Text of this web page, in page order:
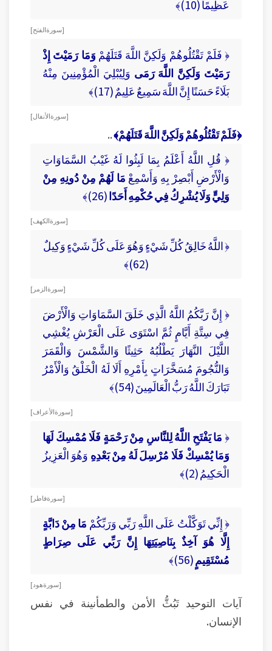
عَظِيمًا (10)﴾
[ سورة الفتح ]
﴿ فَلَمْ تَقْتُلُوهُمْ وَلَكِنَّ اللَّهَ قَتَلَهُمْ وَمَا رَمَيْتَ إِذْ
رَمَيْتَ وَلَكِنَّ اللَّهَ رَمَى وَلِيُبْلِيَ الْمُؤْمِنِينَ مِنْهُ
بَلَاءً حَسَنًا إِنَّ اللَّهَ سَمِيعٌ عَلِيمٌ (17)﴾
[ سورة الأنفال ]
﴿فَلَمْ تَقْتُلُوهُمْ وَلَكِنَّ اللَّهَ قَتَلَهُمْ﴾..
﴿ قُلِ اللَّهُ أَعْلَمُ بِمَا لَبِثُوا لَهُ غَيْبُ السَّمَاوَاتِ
وَالْأَرْضِ أَبْصِرْ بِهِ وَأَسْمِعْ مَا لَهُمْ مِنْ دُونِهِ مِنْ
وَلِيٍّ وَلَا يُشْرِكُ فِي حُكْمِهِ أَحَدًا(26)﴾
[ سورة الكهف ]
﴿ اللَّهُ خَالِقُ كُلِّ شَيْءٍ وَهُوَ عَلَى كُلِّ شَيْءٍ وَكِيلٌ
(62)﴾
[ سورة الزمر ]
﴿ إِنَّ رَبَّكُمُ اللَّهُ الَّذِي خَلَقَ السَّمَاوَاتِ وَالْأَرْضَ
فِي سِتَّةِ أَيَّامٍ ثُمَّ اسْتَوَى عَلَى الْعَرْشِ يُغْشِي
اللَّيْلَ النَّهَارَ يَطْلُبُهُ حَثِيثًا وَالشَّمْسَ وَالْقَمَرَ
وَالنُّجُومَ مُسَخَّرَاتٍ بِأَمْرِهِ أَلَا لَهُ الْخَلْقُ وَالْأَمْرُ
تَبَارَكَ اللَّهُ رَبُّ الْعَالَمِينَ (54)﴾
[ سورة الأعراف ]
﴿مَا يَفْتَحِ اللَّهُ لِلنَّاسِ مِنْ رَحْمَةٍ فَلَا مُمْسِكَ لَهَا
وَمَا يُمْسِكْ فَلَا مُرْسِلَ لَهُ مِنْ بَعْدِهِ وَهُوَ الْعَزِيزُ
الْحَكِيمُ (2)﴾
[ سورة فاطر ]
﴿ إِنِّي تَوَكَّلْتُ عَلَى اللَّهِ رَبِّي وَرَبِّكُمْ مَا مِنْ دَابَّةٍ
إِلَّا هُوَ آخِذٌ بِنَاصِيَتِهَا إِنَّ رَبِّي عَلَى صِرَاطٍ
مُسْتَقِيمٍ(56)﴾
[ سورة هود ]
آيات التوحيد تَبُثُّ الأمن والطمأنينة في نفس
الإنسان.